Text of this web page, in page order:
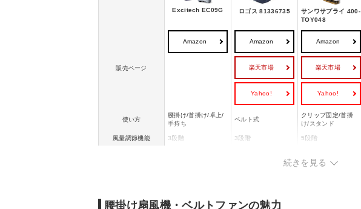
Excitech EC09G ロゴス 81336735
サンワサプライ 400-
TOY048
販売ページ
Amazon Amazon
楽天市場
Yahoo!
Amazon
楽天市場
Yahoo!
使い方
腰掛け/首掛け/卓上/
手持ち
ベルト式
クリップ固定/首掛
け/スタンド
風量調節機能 3段階 3段階 5段階
風速2段階目/約7時間
続きを見る
腰掛け扇風機・ベルトファンの魅力